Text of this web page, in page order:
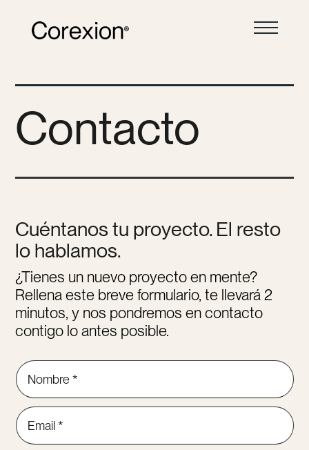
Contacto
Cuéntanos tu proyecto. El resto
lo hablamos.
¿Tienes un nuevo proyecto en mente?
Rellena este breve formulario, te llevará 2
minutos, y nos pondremos en contacto
contigo lo antes posible.